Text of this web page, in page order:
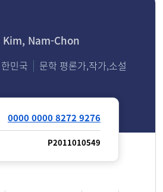
Kim, Nam-Chon
민국
문학 평론가,작가,소설
0000 0000 8272 9276
P2011010549